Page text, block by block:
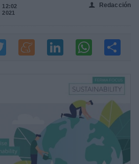
12:02
2021
👤 Redacción